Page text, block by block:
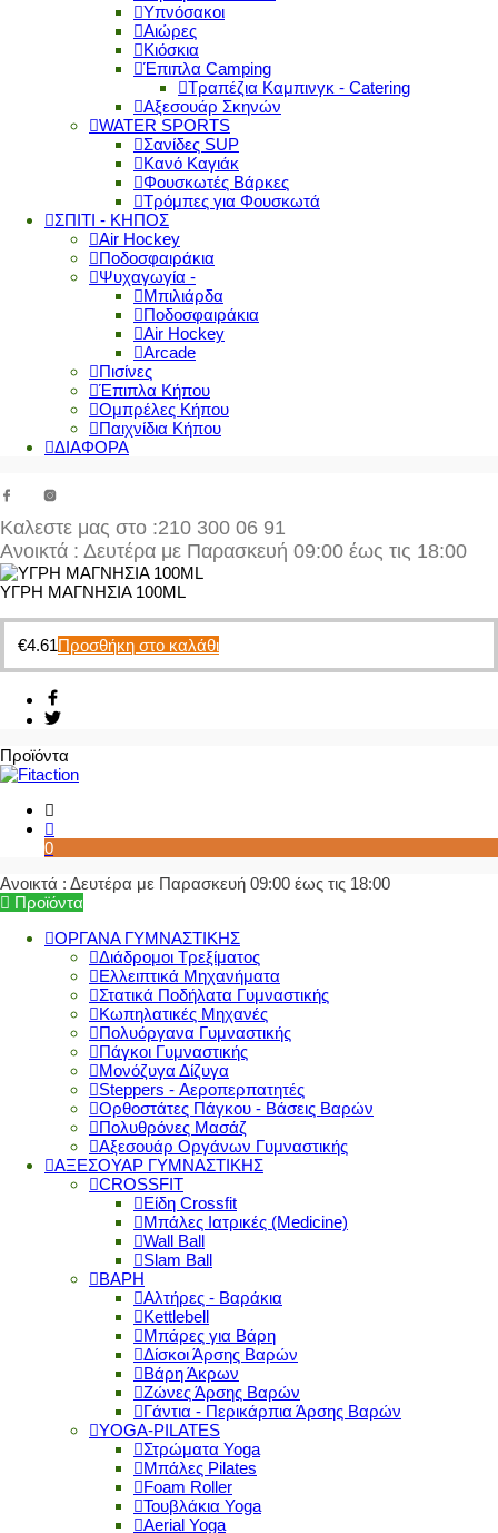
Υπνόσακοι
Αιώρες
Κιόσκια
Έπιπλα Camping
Τραπέζια Καμπινγκ - Catering
Αξεσουάρ Σκηνών
WATER SPORTS
Σανίδες SUP
Κανό Καγιάκ
Φουσκωτές Βάρκες
Τρόμπες για Φουσκωτά
ΣΠΙΤΙ - ΚΗΠΟΣ
Air Hockey
Ποδοσφαιράκια
Ψυχαγωγία -
Μπιλιάρδα
Ποδοσφαιράκια
Air Hockey
Arcade
Πισίνες
Έπιπλα Κήπου
Ομπρέλες Κήπου
Παιχνίδια Κήπου
ΔΙΑΦΟΡΑ
Καλεστε μας στο :210 300 06 91
Ανοικτά : Δευτέρα με Παρασκευή 09:00 έως τις 18:00
ΥΓΡΗ ΜΑΓΝΗΣΙΑ 100ML
€4.61Προσθήκη στο καλάθι
Προϊόντα
0
Ανοικτά : Δευτέρα με Παρασκευή 09:00 έως τις 18:00
Προϊόντα
ΟΡΓΑΝΑ ΓΥΜΝΑΣΤΙΚΗΣ
Διάδρομοι Τρεξίματος
Ελλειπτικά Μηχανήματα
Στατικά Ποδήλατα Γυμναστικής
Κωπηλατικές Μηχανές
Πολυόργανα Γυμναστικής
Πάγκοι Γυμναστικής
Μονόζυγα Δίζυγα
Steppers - Αεροπερπατητές
Ορθοστάτες Πάγκου - Βάσεις Βαρών
Πολυθρόνες Μασάζ
Αξεσουάρ Οργάνων Γυμναστικής
ΑΞΕΣΟΥΑΡ ΓΥΜΝΑΣΤΙΚΗΣ
CROSSFIT
Είδη Crossfit
Μπάλες Ιατρικές (Medicine)
Wall Ball
Slam Ball
ΒΑΡΗ
Αλτήρες - Βαράκια
Kettlebell
Μπάρες για Βάρη
Δίσκοι Άρσης Βαρών
Βάρη Άκρων
Ζώνες Άρσης Βαρών
Γάντια - Περικάρπια Άρσης Βαρών
YOGA-PILATES
Στρώματα Yoga
Μπάλες Pilates
Foam Roller
Τουβλάκια Yoga
Aerial Yoga